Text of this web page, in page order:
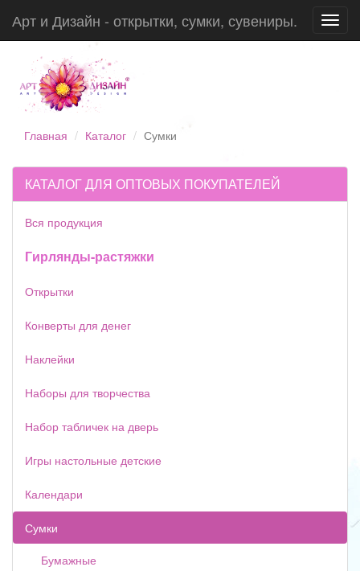
Арт и Дизайн - открытки, сумки, сувениры.
Главная Каталог Сумки
КАТАЛОГ ДЛЯ ОПТОВЫХ ПОКУПАТЕЛЕЙ
Вся продукция
Гирлянды-растяжки
Открытки
Конверты для денег
Наклейки
Наборы для творчества
Набор табличек на дверь
Игры настольные детские
Календари
Сумки
Бумажные